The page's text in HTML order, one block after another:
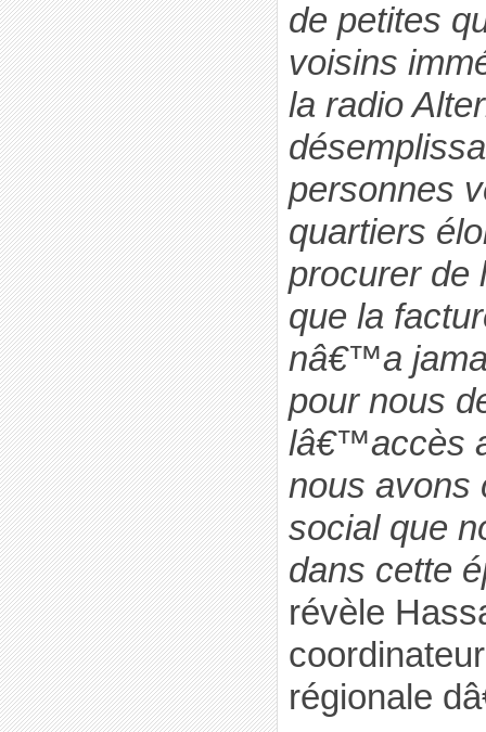
de petites
voisins
la radio
personnes
quartiers
procurer
que la
nâ€™a
pour nous
lâ€™accès
nous avons
social que
dans cette
révèle
régionale